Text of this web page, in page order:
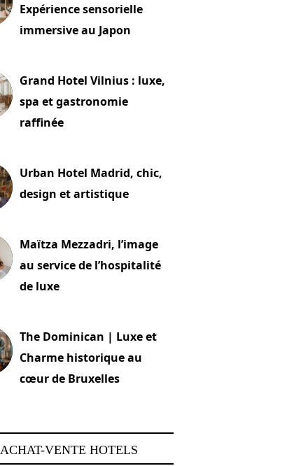
Expérience sensorielle
immersive au Japon
Grand Hotel Vilnius : luxe,
spa et gastronomie
raffinée
Urban Hotel Madrid, chic,
design et artistique
Maïtza Mezzadri, l’image
au service de l’hospitalité
de luxe
The Dominican | Luxe et
Charme historique au
cœur de Bruxelles
ACHAT-VENTE HOTELS